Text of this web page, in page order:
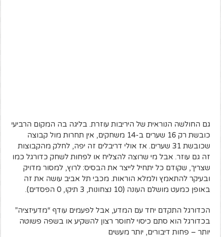
גם החולשה הנוראית של היריבות עוזרת. בליגה בה המקום הרביעי
כובשת רק 16 שערים ב-14 משחקים, אין תחרות מול קבוצה
שכובשת 31 שערים. אז אולי דריבלים זה יפה, לחלק מהקבוצות
זה גם עוזר. אבל מי שרוצה להצליח או לפחות לשחק כדורגל כמו
שצריך, שקודם כל יתחיל לייצר את הבסיס: לרוץ, למסור מדויק
ובעיקר להתאמץ ולמלא הוראות. מכבי תל אביב עושה את זה
באופן כמעט מושלם העונה (10 נצחונות, 3 תיקו, 0 הפסדים).
הכדורגל התקדם יחד עם המדע, אבל לפעמים עודף “מדעיזציה”
בכדורגל הוא סתם כיסוי לחוסר רצון להשקיע או בשפה פשוטה
יותר – פחות דיבורים, יותר מעשים